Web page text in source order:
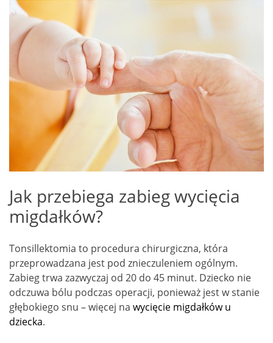
Jak przebiega zabieg wycięcia
migdałków?
Tonsillektomia to procedura chirurgiczna, która
przeprowadzana jest pod znieczuleniem ogólnym.
Zabieg trwa zazwyczaj od 20 do 45 minut. Dziecko nie
odczuwa bólu podczas operacji, ponieważ jest w stanie
głębokiego snu – więcej na wycięcie migdałków u
dziecka.